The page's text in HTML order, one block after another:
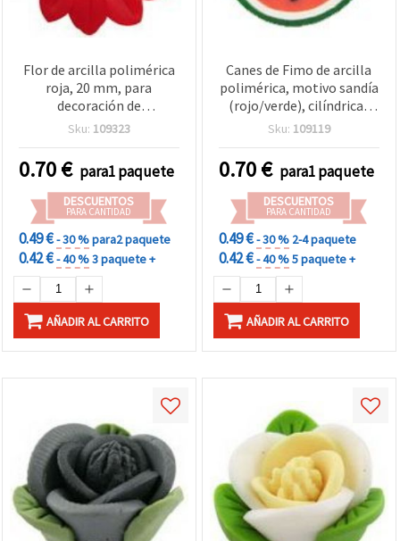
Flor de arcilla polimérica
roja, 20 mm, para
decoración de
manualidades, 4 uds.
Sku: 109323
0.70€ para1 paquete
DESCUENTOS
PARA CANTIDAD
0.49 €- 30 %para2 paquete
0.42 €- 40 %3 paquete +
AÑADIR AL CARRITO
Canes de Fimo de arcilla
polimérica, motivo sandía
(rojo/verde), cilíndricas
5×50 mm, 3 uds – para
scrapbooking
Sku: 109119
0.70€ para1 paquete
DESCUENTOS
PARA CANTIDAD
0.49 €- 30 % 2-4 paquete
0.42 €- 40 %5 paquete +
AÑADIR AL CARRITO